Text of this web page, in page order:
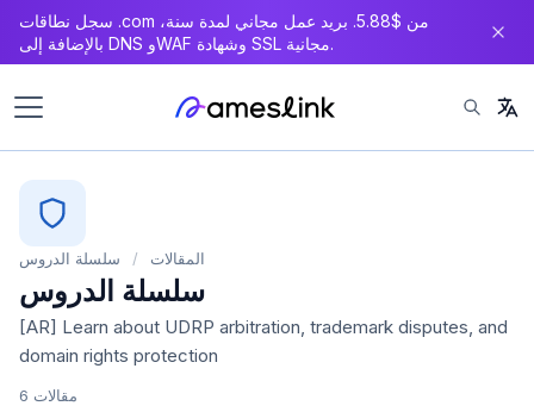
سجل نطاقات .com من $5.88. بريد عمل مجاني لمدة سنة،
بالإضافة إلى DNS وWAF وشهادة SSL مجانية.
المقالات / سلسلة الدروس
سلسلة الدروس
[AR] Learn about UDRP arbitration, trademark disputes, and
domain rights protection
6 مقالات